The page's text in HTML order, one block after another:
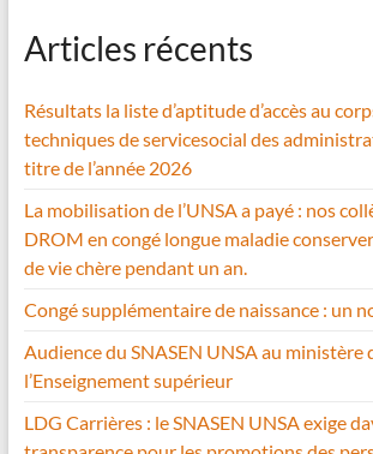
Articles récents
Résultats la liste d’aptitude d’accès au
techniques de servicesocial des
titre de l’année 2026
La mobilisation de l’UNSA a payé : nos
DROM en congé longue maladie
de vie chère pendant un an.
Congé supplémentaire de naissance : un
Audience du SNASEN UNSA au ministère
l’Enseignement supérieur
LDG Carrières : le SNASEN UNSA exige